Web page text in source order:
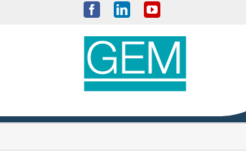
FacebookLinkedInYouTube